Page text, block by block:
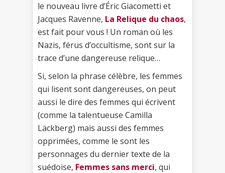
le nouveau livre d’Éric Giacometti et
Jacques Ravenne, La Relique du chaos,
est fait pour vous ! Un roman où les
Nazis, férus d’occultisme, sont sur la
trace d’une dangereuse relique…
Si, selon la phrase célèbre, les femmes
qui lisent sont dangereuses, on peut
aussi le dire des femmes qui écrivent
(comme la talentueuse Camilla
Läckberg) mais aussi des femmes
opprimées, comme le sont les
personnages du dernier texte de la
suédoise, Femmes sans merci, qui